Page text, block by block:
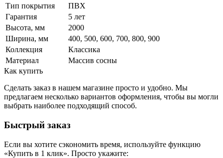
Тип покрытия
ПВХ
Гарантия
5 лет
Высота, мм
2000
Ширина, мм
400, 500, 600, 700, 800, 900
Коллекция
Классика
Материал
Массив сосны
Как купить
Сделать заказ в нашем магазине просто и удобно. Мы
предлагаем несколько вариантов оформления, чтобы вы могли
выбрать наиболее подходящий способ.
Быстрый заказ
Если вы хотите сэкономить время, используйте функцию
«Купить в 1 клик». Просто укажите: